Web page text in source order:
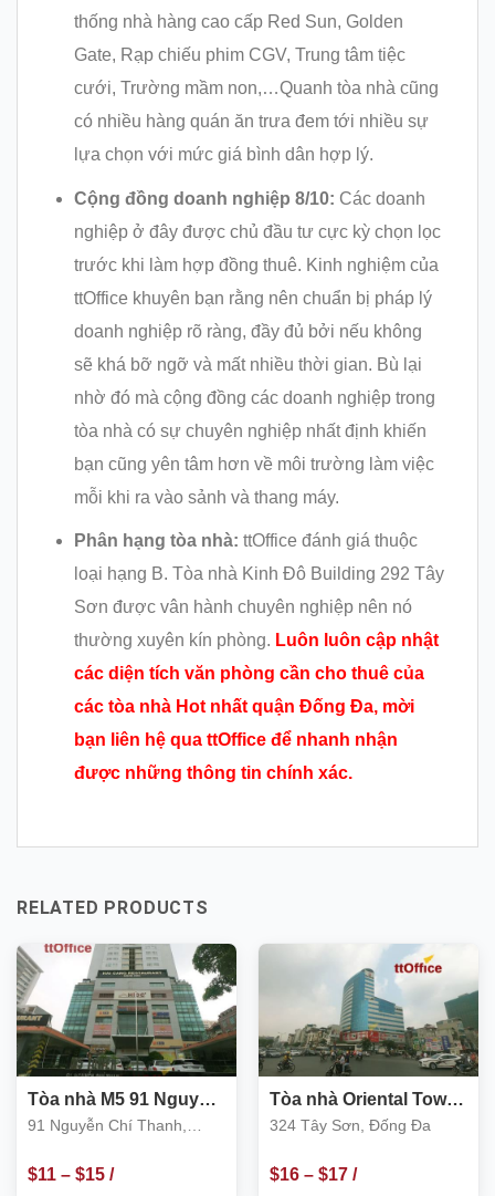
thống nhà hàng cao cấp Red Sun, Golden
Gate, Rạp chiếu phim CGV, Trung tâm tiệc
cưới, Trường mầm non,…Quanh tòa nhà cũng
có nhiều hàng quán ăn trưa đem tới nhiều sự
lựa chọn với mức giá bình dân hợp lý.
Cộng đồng doanh nghiệp 8/10: Các doanh
nghiệp ở đây được chủ đầu tư cực kỳ chọn lọc
trước khi làm hợp đồng thuê. Kinh nghiệm của
ttOffice khuyên bạn rằng nên chuẩn bị pháp lý
doanh nghiệp rõ ràng, đầy đủ bởi nếu không
sẽ khá bỡ ngỡ và mất nhiều thời gian. Bù lại
nhờ đó mà cộng đồng các doanh nghiệp trong
tòa nhà có sự chuyên nghiệp nhất định khiến
bạn cũng yên tâm hơn về môi trường làm việc
mỗi khi ra vào sảnh và thang máy.
Phân hạng tòa nhà: ttOffice đánh giá thuộc
loại hạng B. Tòa nhà Kinh Đô Building 292 Tây
Sơn được vân hành chuyên nghiệp nên nó
thường xuyên kín phòng. Luôn luôn cập nhật
các diện tích văn phòng cần cho thuê của
các tòa nhà Hot nhất quận Đống Đa, mời
bạn liên hệ qua ttOffice để nhanh nhận
được những thông tin chính xác.
RELATED PRODUCTS
Tòa nhà M5 91 Nguyễn
Chí Thanh, Đống Đa
91 Nguyễn Chí Thanh,
$11– $15/
Tòa nhà Oriental Tower
324 Tây Sơn, Đống Đa
324 Tây Sơn, Đống Đa
$16– $17/